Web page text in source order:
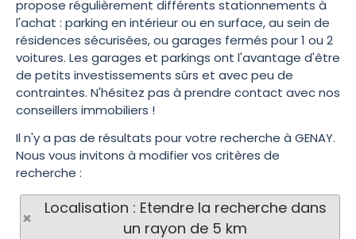
propose régulièrement différents stationnements à
l'achat : parking en intérieur ou en surface, au sein de
résidences sécurisées, ou garages fermés pour 1 ou 2
voitures. Les garages et parkings ont l'avantage d'être
de petits investissements sûrs et avec peu de
contraintes. N'hésitez pas à prendre contact avec nos
conseillers immobiliers !
Il n'y a pas de résultats pour votre recherche à GENAY.
Nous vous invitons à modifier vos critères de
recherche :
Localisation : Etendre la recherche dans
un rayon de 5 km